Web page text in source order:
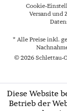
Cookie-
Versand und
* Alle Preise inkl.
© 2026 Schlettau-
Diese Website
Betrieb der